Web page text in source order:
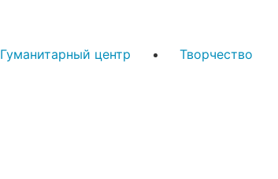
Гуманитарный центр Творчество